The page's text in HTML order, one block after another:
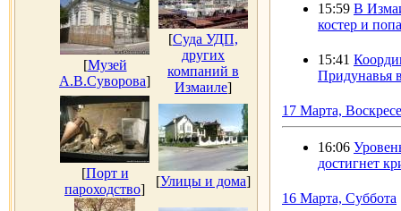
[Музей
А.В.Суворова]
[Суда УДП,
других
компаний в
Измаиле]
[Порт и
пароходство]
[Улицы и дома]
15:59 В
костер и
15:41
Придунавья
17 Марта,
16:06
достигнет
16 Марта, Суббота